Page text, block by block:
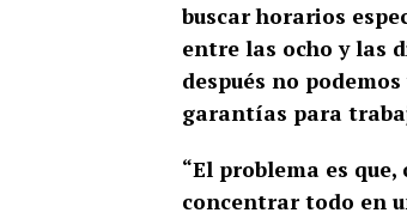
buscar horarios
entre las ocho y las
después no
garantías para
“El problema es
concentrar todo en